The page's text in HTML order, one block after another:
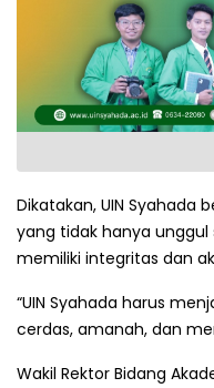
Dikatakan, UIN Syahada
yang tidak hanya
memiliki integritas dan
“UIN Syahada harus
cerdas, amanah, dan
Wakil Rektor Bidang